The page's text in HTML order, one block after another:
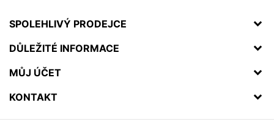
SPOLEHLIVÝ PRODEJCE
DŮLEŽITÉ INFORMACE
MŮJ ÚČET
KONTAKT